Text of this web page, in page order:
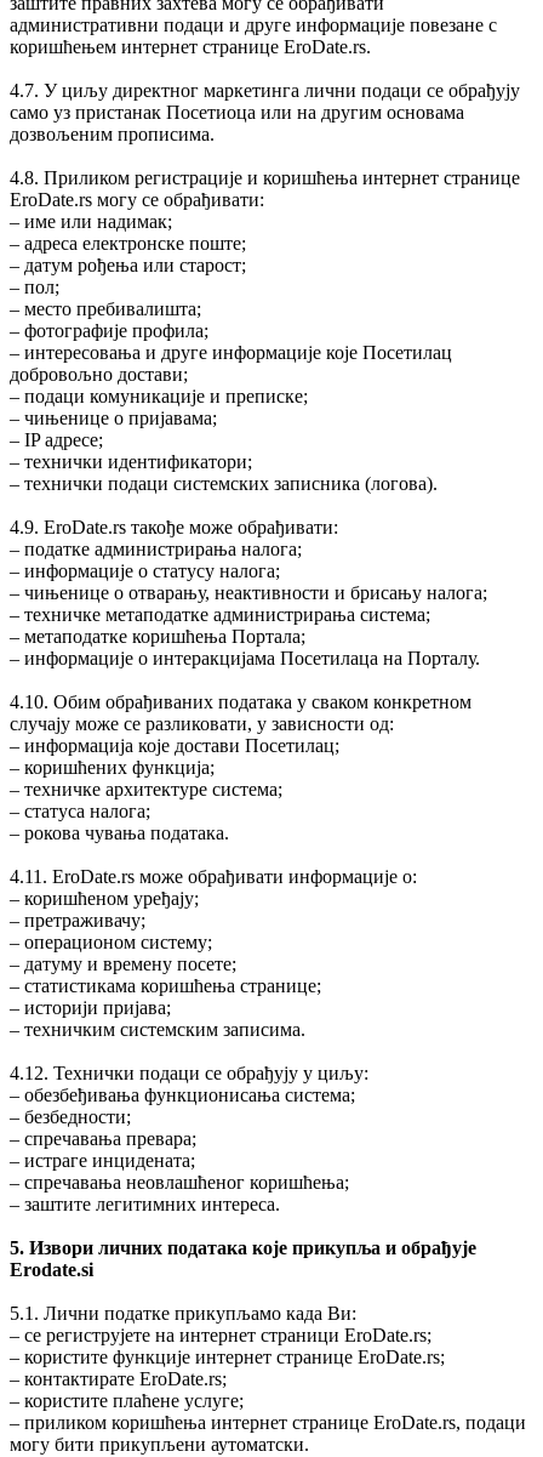
административни подаци и друге информације повезане с
коришћењем интернет странице EroDate.rs.
4.7. У циљу директног маркетинга лични подаци се обрађују
само уз пристанак Посетиоца или на другим основама
дозвољеним прописима.
4.8. Приликом регистрације и коришћења интернет странице
EroDate.rs могу се обрађивати:
‒ име или надимак;
‒ адреса електронске поште;
‒ датум рођења или старост;
‒ пол;
‒ место пребивалишта;
‒ фотографије профила;
‒ интересовања и друге информације које Посетилац
добровољно достави;
‒ подаци комуникације и преписке;
‒ чињенице о пријавама;
‒ IP адресе;
‒ технички идентификатори;
‒ технички подаци системских записника (логова).
4.9. EroDate.rs такође може обрађивати:
‒ податке администрирања налога;
‒ информације о статусу налога;
‒ чињенице о отварању, неактивности и брисању налога;
‒ техничке метаподатке администрирања система;
‒ метаподатке коришћења Портала;
‒ информације о интеракцијама Посетилаца на Порталу.
4.10. Обим обрађиваних података у сваком конкретном
случају може се разликовати, у зависности од:
‒ информација које достави Посетилац;
‒ коришћених функција;
‒ техничке архитектуре система;
‒ статуса налога;
‒ рокова чувања података.
4.11. EroDate.rs може обрађивати информације о:
‒ коришћеном уређају;
‒ претраживачу;
‒ операционом систему;
‒ датуму и времену посете;
‒ статистикама коришћења странице;
‒ историји пријава;
‒ техничким системским записима.
4.12. Технички подаци се обрађују у циљу:
‒ обезбеђивања функционисања система;
‒ безбедности;
‒ спречавања превара;
‒ истраге инцидената;
‒ спречавања неовлашћеног коришћења;
‒ заштите легитимних интереса.
5. Извори личних података које прикупља и обрађује
Erodate.si
5.1. Лични податке прикупљамо када Ви:
‒ се региструјете на интернет страници EroDate.rs;
‒ користите функције интернет странице EroDate.rs;
‒ контактирате EroDate.rs;
‒ користите плаћене услуге;
‒ приликом коришћења интернет странице EroDate.rs, подаци
могу бити прикупљени аутоматски.